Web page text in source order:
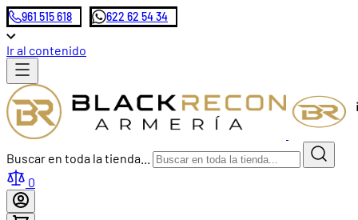
961 515 618 622 62 54 34
Ir al contenido
Buscar en toda la tienda...
0